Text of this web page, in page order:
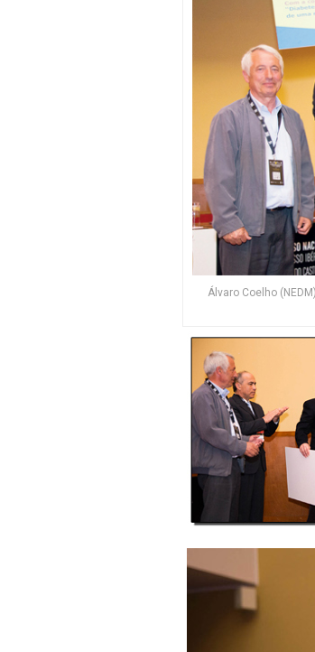
Álvaro Coelho